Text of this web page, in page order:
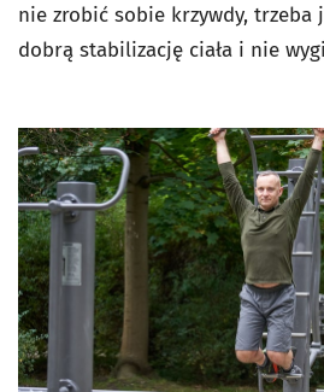
nie zrobić sobie krzywdy, trzeba
dobrą stabilizację ciała i nie